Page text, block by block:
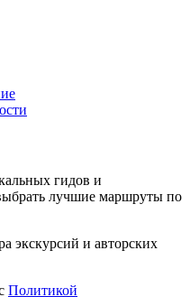
гидов и
лучшие маршруты по
экскурсий и авторских
Политикой